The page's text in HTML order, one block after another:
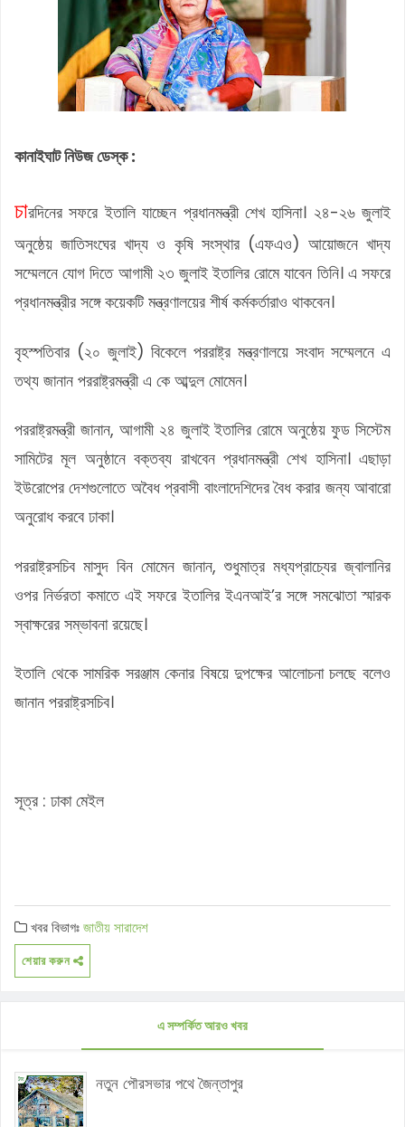
কানাইঘাট নিউজ ডেস্ক :
চারদিনের সফরে ইতালি যাচ্ছেন প্রধানমন্ত্রী শেখ হাসিনা। ২৪-২৬ জুলাই
অনুষ্ঠেয় জাতিসংঘের খাদ্য ও কৃষি সংস্থার (এফএও) আয়োজনে খাদ্য
সম্মেলনে যোগ দিতে আগামী ২৩ জুলাই ইতালির রোমে যাবেন তিনি। এ সফরে
প্রধানমন্ত্রীর সঙ্গে কয়েকটি মন্ত্রণালয়ের শীর্ষ কর্মকর্তারাও থাকবেন।
বৃহস্পতিবার (২০ জুলাই) বিকেলে পররাষ্ট্র মন্ত্রণালয়ে সংবাদ সম্মেলনে এ
তথ্য জানান পররাষ্ট্রমন্ত্রী এ কে আব্দুল মোমেন।
পররাষ্ট্রমন্ত্রী জানান, আগামী ২৪ জুলাই ইতালির রোমে অনুষ্ঠেয় ফুড সিস্টেম
সামিটের মূল অনুষ্ঠানে বক্তব্য রাখবেন প্রধানমন্ত্রী শেখ হাসিনা। এছাড়া
ইউরোপের দেশগুলোতে অবৈধ প্রবাসী বাংলাদেশিদের বৈধ করার জন্য আবারো
অনুরোধ করবে ঢাকা।
পররাষ্ট্রসচিব মাসুদ বিন মোমেন জানান, শুধুমাত্র মধ্যপ্রাচ্যের জ্বালানির
ওপর নির্ভরতা কমাতে এই সফরে ইতালির ইএনআই’র সঙ্গে সমঝোতা স্মারক
স্বাক্ষরের সম্ভাবনা রয়েছে।
ইতালি থেকে সামরিক সরঞ্জাম কেনার বিষয়ে দুপক্ষের আলোচনা চলছে বলেও
জানান পররাষ্ট্রসচিব।
সূত্র : ঢাকা মেইল
খবর বিভাগঃজাতীয়সারাদেশ
শেয়ার করুন
এ সম্পর্কিত আরও খবর
নতুন পৌরসভার পথে জৈন্তাপুর